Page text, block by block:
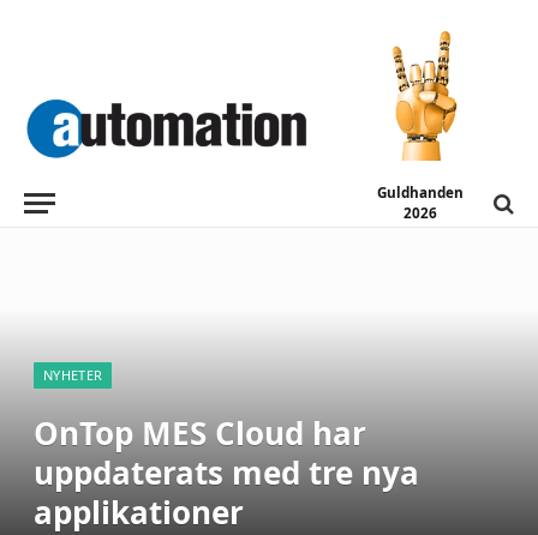
Guldhanden
2026
NYHETER
OnTop MES Cloud har
uppdaterats med tre nya
applikationer